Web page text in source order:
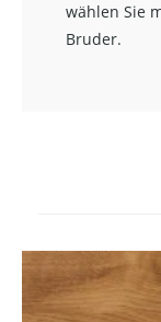
wählen Sie
Bruder.